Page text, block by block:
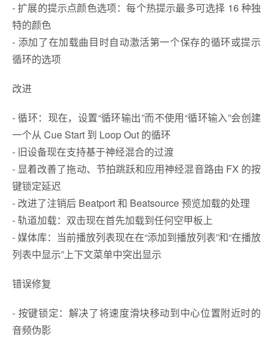
- 扩展的提示点颜色选项：每个热提示最多可选择 16 种独
特的颜色
- 添加了在加载曲目时自动激活第一个保存的循环或提示
循环的选项
改进
- 循环：现在，设置“循环输出”而不使用“循环输入”会创建
一个从 Cue Start 到 Loop Out 的循环
- 旧设备现在支持基于神经混合的过渡
- 显着改善了拖动、节拍跳跃和应用神经混音路由 FX 的按
键锁定延迟
- 改进了注销后 Beatport 和 Beatsource 预览加载的处理
- 轨道加载：双击现在首先加载到任何空甲板上
- 媒体库：当前播放列表现在在“添加到播放列表”和“在播放
列表中显示”上下文菜单中突出显示
错误修复
- 按键锁定：解决了将速度滑块移动到中心位置附近时的
音频伪影